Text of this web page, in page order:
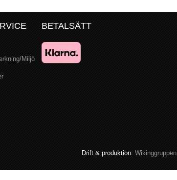
Miljö
BETALSÄTT
Drift & produktion: Wikinggruppen